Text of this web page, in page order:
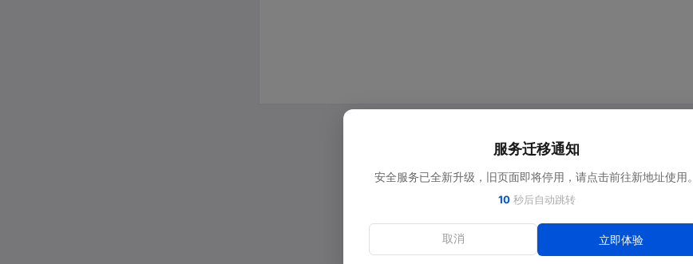
服务迁移通知
安全服务已全新升级，旧页面即将停用，请点击前往新地址使用。
9秒后自动跳转
取消 立即体验